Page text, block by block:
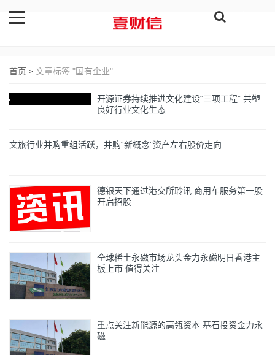
首页 > 文章标签 "国有企业"
开源证券持续推进文化建设“三项工程” 共塑
良好行业文化生态
文旅行业并购重组活跃，并购“新概念”资产左右股价走向
德银天下通过港交所聆讯 商用车服务第一股
开启招股
全球稀土永磁市场龙头金力永磁明日香港主
板上市 值得关注
重点关注新能源的高瓴资本 基石投资金力永
磁